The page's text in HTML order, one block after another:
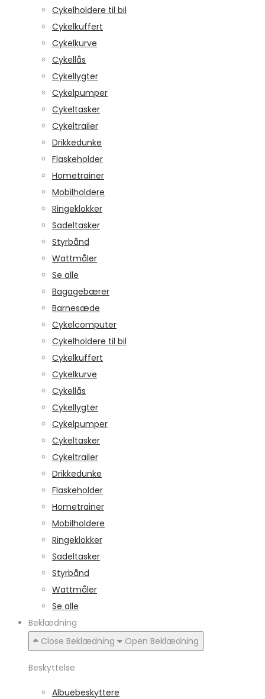
Cykelholdere til bil
Cykelkuffert
Cykelkurve
Cykellås
Cykellygter
Cykelpumper
Cykeltasker
Cykeltrailer
Drikkedunke
Flaskeholder
Hometrainer
Mobilholdere
Ringeklokker
Sadeltasker
Styrbånd
Wattmåler
Se alle
Bagagebærer
Barnesæde
Cykelcomputer
Cykelholdere til bil
Cykelkuffert
Cykelkurve
Cykellås
Cykellygter
Cykelpumper
Cykeltasker
Cykeltrailer
Drikkedunke
Flaskeholder
Hometrainer
Mobilholdere
Ringeklokker
Sadeltasker
Styrbånd
Wattmåler
Se alle
Beklædning
Close Beklædning
Open Beklædning
Beskyttelse
Albuebeskyttere